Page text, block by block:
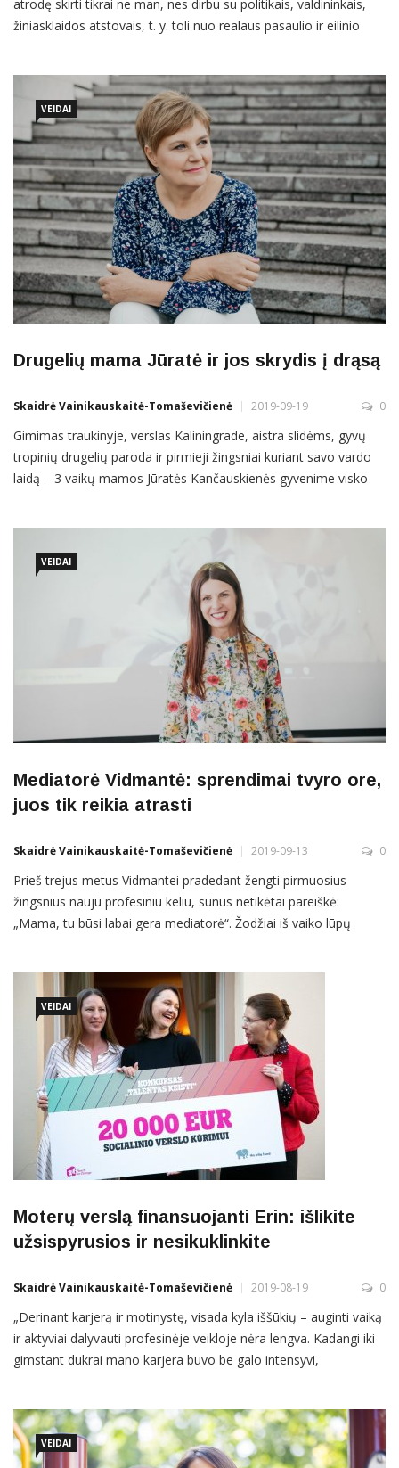
atrodę skirti tikrai ne man, nes dirbu su politikais, valdininkais,
žiniasklaidos atstovais, t. y. toli nuo realaus pasaulio ir eilinio
kitiems tokie atradimai ateina natūraliai, bet man
VEIDAI
Drugelių mama Jūratė ir jos skrydis į drąsą
Skaidrė Vainikauskaitė-Tomaševičienė 2019-09-19 0
Gimimas traukinyje, verslas Kaliningrade, aistra slidėms, gyvų
tropinių drugelių paroda ir pirmieji žingsniai kuriant savo vardo
laidą – 3 vaikų mamos Jūratės Kančauskienės gyvenime visko
VEIDAI
Mediatorė Vidmantė: sprendimai tvyro ore,
juos tik reikia atrasti
Skaidrė Vainikauskaitė-Tomaševičienė 2019-09-13 0
Prieš trejus metus Vidmantei pradedant žengti pirmuosius
žingsnius nauju profesiniu keliu, sūnus netikėtai pareiškė:
„Mama, tu būsi labai gera mediatorė“. Žodžiai iš vaiko lūpų
Mediacijos ir teisinių paslaugų centrą. Švelnus ir ramus balso
VEIDAI
Moterų verslą finansuojanti Erin: išlikite
užsispyrusios ir nesikuklinkite
Skaidrė Vainikauskaitė-Tomaševičienė 2019-08-19 0
„Derinant karjerą ir motinystę, visada kyla iššūkių – auginti vaiką
ir aktyviai dalyvauti profesinėje veikloje nėra lengva. Kadangi iki
gimstant dukrai mano karjera buvo be galo intensyvi,
kurios įkurtas fondas The Ella fund remia
VEIDAI